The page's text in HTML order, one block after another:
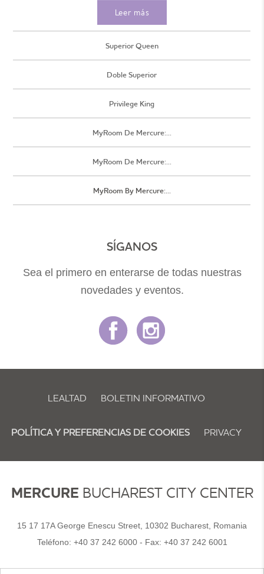
Leer más
Superior Queen
Doble Superior
Privilege King
MyRoom De Mercure:...
MyRoom De Mercure:...
MyRoom By Mercure:...
SÍGANOS
Sea el primero en enterarse de todas nuestras
novedades y eventos.
LEALTAD BOLETIN INFORMATIVO
POLÍTICA Y PREFERENCIAS DE COOKIES PRIVACY
MERCURE BUCHAREST CITY CENTER
15 17 17A George Enescu Street, 10302 Bucharest, Romania
Teléfono: +40 37 242 6000- Fax: +40 37 242 6001